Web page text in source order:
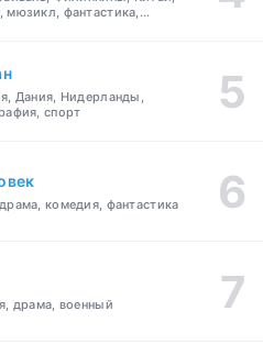
мюзикл, фантастика,
Дания, Нидерланды,
спорт
комедия, фантастика
драма, военный